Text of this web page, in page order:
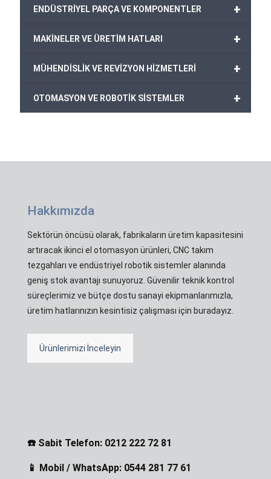
+
ENDÜSTRİYEL PARÇA VE KOMPONENTLER
+
MAKİNELER VE ÜRETİM HATLARI
+
MÜHENDİSLİK VE REVİZYON HİZMETLERİ
+
OTOMASYON VE ROBOTİK SİSTEMLER
Hakkımızda
Sektörün öncüsü olarak, fabrikaların üretim kapasitesini
artıracak ikinci el otomasyon ürünleri, CNC takım
tezgahları ve endüstriyel robotik sistemler alanında
geniş stok avantajı sunuyoruz. Güvenilir teknik kontrol
süreçlerimiz ve bütçe dostu sanayi ekipmanlarımızla,
üretim hatlarınızın kesintisiz çalışması için buradayız.
Ürünlerimizi İnceleyin
☎️ Sabit Telefon: 0212 222 72 81
📱 Mobil / WhatsApp: 0544 281 77 61